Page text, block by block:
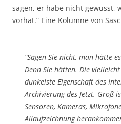
sagen, er habe nicht gewusst,
vorhat.” Eine Kolumne von
“Sagen Sie nicht, man hätte
Denn Sie hätten. Die
dunkelste Eigenschaft des
Archivierung des Jetzt. Groß
Sensoren, Kameras,
Allaufzeichnung